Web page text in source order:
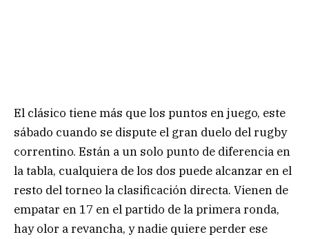
El clásico tiene más que los puntos en juego, este
sábado cuando se dispute el gran duelo del rugby
correntino. Están a un solo punto de diferencia en
la tabla, cualquiera de los dos puede alcanzar en el
resto del torneo la clasificación directa. Vienen de
empatar en 17 en el partido de la primera ronda,
hay olor a revancha, y nadie quiere perder ese